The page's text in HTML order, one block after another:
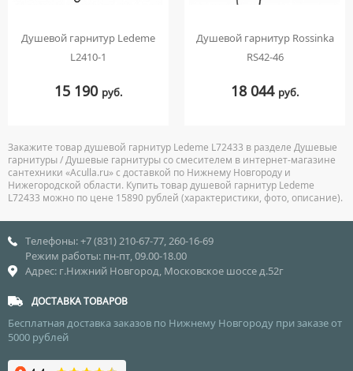
Душевой гарнитур Ledeme
L2410-1
15 190 руб.
Душевой гарнитур Rossinka
RS42-46
18 044 руб.
Закажите товар душевой гарнитур Ledeme L72433 в разделе Душевые
гарнитуры / Душевые гарнитуры со смесителем в интернет-магазине
сантехники «Aculla.ru» с доставкой по Нижнему Новгороду и
Нижегородской области. Купить товар душевой гарнитур Ledeme
L72433 можно по цене 15890 рублей (характеристики, фото, описание).
Телефоны: +7 (831) 210-67-77, 260-16-69
Режим работы: пн-пт, 09.00-18.00
Адрес: г.Нижний Новгород, Московское шоссе д.52г
ДОСТАВКА ТОВАРОВ
Бесплатная доставка заказов по Нижнему Новгороду при заказе от
5000 рублей